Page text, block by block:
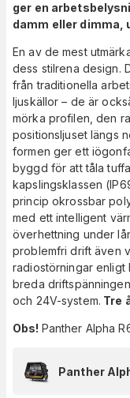
ger en
damm eller dimma,
En av de mest
dess stilrena design.
från traditionella
ljuskällor – de är
mörka profilen, den
positionsljuset längs
formen ger ett
byggd för att tåla
kapslingsklassen
princip okrossbar
med ett intelligent
överhettning under
problemfri drift även
radiostörningar enligt
breda
och 24V-system. Tre
Obs! Panther Alpha
Panther